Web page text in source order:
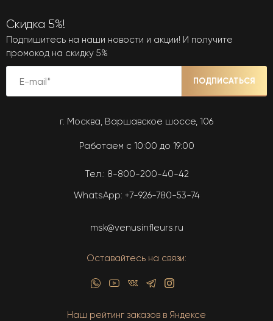
Скидка 5%!
Подпишитесь на наши новости и акции! И получите
промокод на скидку 5%
ПОДПИСАТЬСЯ
г. Москва, Варшавское шоссе, 106
Работаем с 10:00 до 19:00
Тел.: 8-800-200-40-42
WhatsApp: +7-926-780-53-74
msk@venusinfleurs.ru
Оставайтесь на связи:
Наш рейтинг заказов в Яндексе